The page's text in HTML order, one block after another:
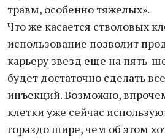
травм, особенно тяжелых».
Что же касается стволовых
использование позволит
карьеру звезд еще на пять-
будет достаточно сделать
инъекций. Возможно,
клетки уже сейчас
гораздо шире, чем об этом